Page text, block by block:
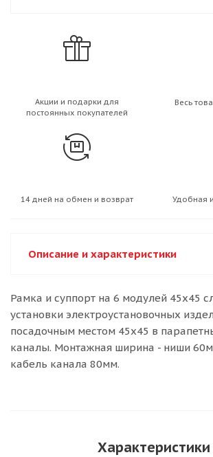
Акции и подарки для
постоянных покупателей
Весь
14 дней на обмен и возврат Удобная
Описание и характеристики
Рамка и суппорт на 6 модулей 45х45
установки электроустановочных
посадочным местом 45х45 в
каналы. Монтажная ширина - ниши
кабель канала 80мм.
Характеристики